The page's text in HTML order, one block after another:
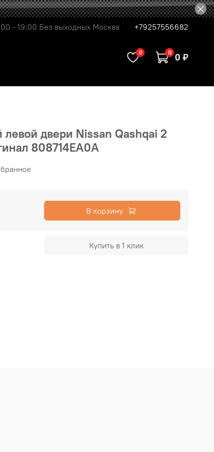
- 19:00 Без выходных Москва +79257556682
0 0 0 ₽
левой двери Nissan Qashqai 2
808714EA0A
В корзину
Купить в 1 клик